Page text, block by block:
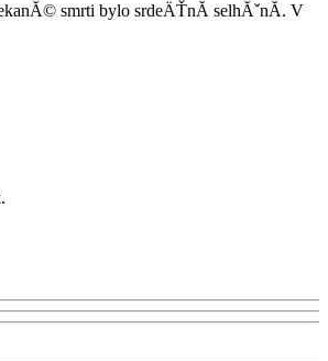
smrti bylo srdeÄŤnĂ­ selhĂˇnĂ­. V